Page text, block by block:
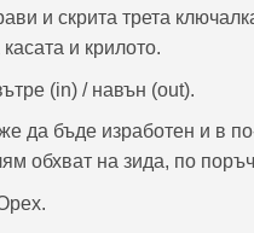
и скрита трета
и крилото.
(in) / навън (out).
да бъде изработен и в
обхват на зида, по